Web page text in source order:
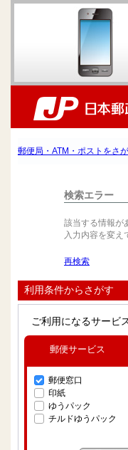
郵便局・ATM・ポストをさ
検索エラー
該当する情報が
入力内容を変え
再検索
利用条件からさがす
ご利用になるサービ
郵便サービス
郵便窓口
印紙
ゆうパック
チルドゆうパック